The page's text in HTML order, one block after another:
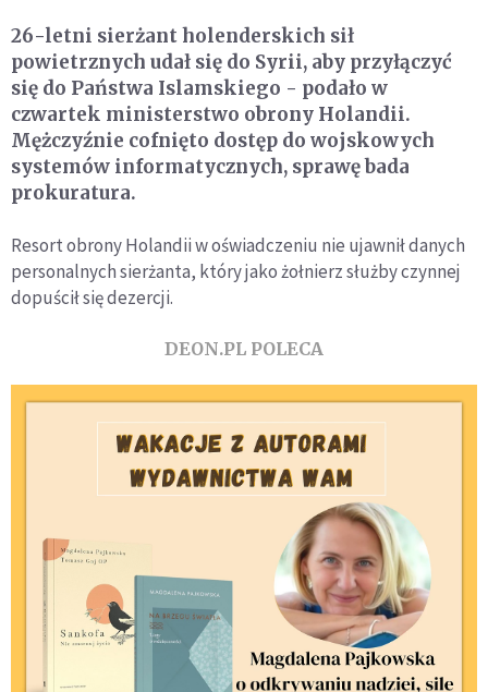
26-letni sierżant holenderskich sił
powietrznych udał się do Syrii, aby przyłączyć
się do Państwa Islamskiego - podało w
czwartek ministerstwo obrony Holandii.
Mężczyźnie cofnięto dostęp do wojskowych
systemów informatycznych, sprawę bada
prokuratura.
Resort obrony Holandii w oświadczeniu nie ujawnił danych
personalnych sierżanta, który jako żołnierz służby czynnej
dopuścił się dezercji.
DEON.PL POLECA